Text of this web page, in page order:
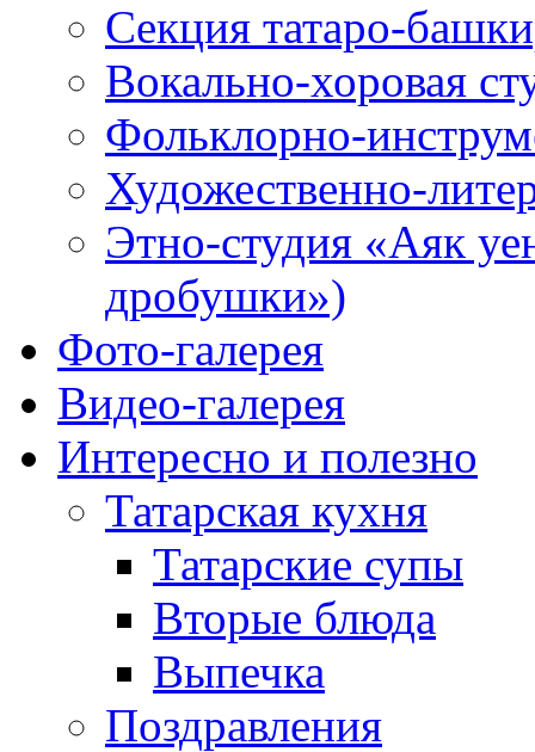
Секция татаро-
Вокально-хоровая
Фольклорно-
Художественно-
Этно-студия «Аяк
дробушки»)
Фото-галерея
Видео-галерея
Интересно и полезно
Татарская кухня
Татарские супы
Вторые блюда
Выпечка
Поздравления